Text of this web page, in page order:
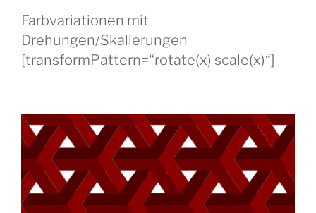
Farbvariationen mit
Drehungen/Skalierungen
[transformPattern=“rotate(x) scale(x)“]